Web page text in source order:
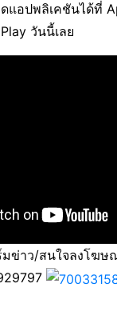
แอปพลิเคชันได้ที่
วันนี้เลย
ข่าว/สนใจลงโฆษ